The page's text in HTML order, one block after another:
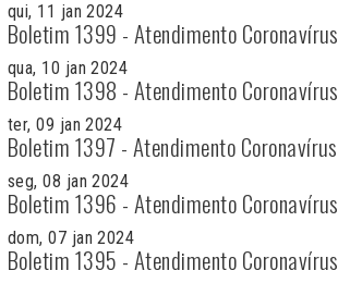
qui, 11 jan 2024
Boletim 1399 - Atendimento Coronavírus
qua, 10 jan 2024
Boletim 1398 - Atendimento Coronavírus
ter, 09 jan 2024
Boletim 1397 - Atendimento Coronavírus
seg, 08 jan 2024
Boletim 1396 - Atendimento Coronavírus
dom, 07 jan 2024
Boletim 1395 - Atendimento Coronavírus